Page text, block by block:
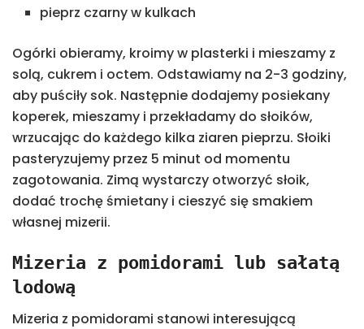
pieprz czarny w kulkach
Ogórki obieramy, kroimy w plasterki i mieszamy z
solą, cukrem i octem. Odstawiamy na 2-3 godziny,
aby puściły sok. Następnie dodajemy posiekany
koperek, mieszamy i przekładamy do słoików,
wrzucając do każdego kilka ziaren pieprzu. Słoiki
pasteryzujemy przez 5 minut od momentu
zagotowania. Zimą wystarczy otworzyć słoik,
dodać trochę śmietany i cieszyć się smakiem
własnej mizerii.
Mizeria z pomidorami lub sałatą
lodową
Mizeria z pomidorami stanowi interesującą